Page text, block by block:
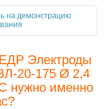
на демонстрацию
Электроды
20-175 Ø 2,4
нужно именно